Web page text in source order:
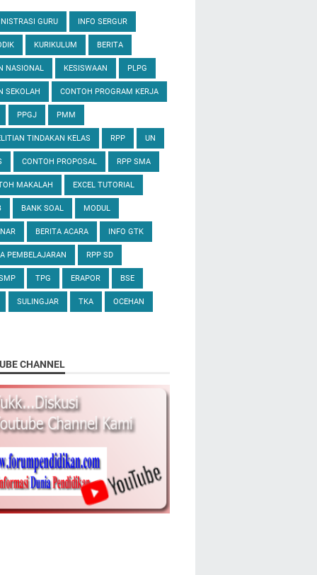
GURU INFO SERGUR
KURIKULUM BERITA
NASIONAL KESISWAAN PLPG
SEKOLAH CONTOH PROGRAM KERJA
PPGJ PMM
TINDAKAN KELAS RPP UN
CONTOH PROPOSAL RPP SMA
MAKALAH EXCEL TUTORIAL
BANK SOAL MODUL
BERITA ACARA INFO GTK
PEMBELAJARAN RPP SD
TPG ERAPOR BSE
SULINGJAR TKA OCEHAN
CHANNEL